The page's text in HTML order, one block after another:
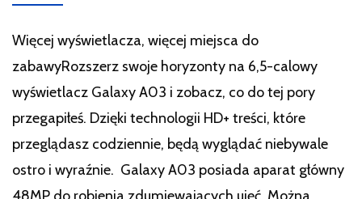
Więcej wyświetlacza, więcej miejsca do
zabawyRozszerz swoje horyzonty na 6,5-calowy
wyświetlacz Galaxy A03 i zobacz, co do tej pory
przegapiłeś. Dzięki technologii HD+ treści, które
przeglądasz codziennie, będą wyglądać niebywale
ostro i wyraźnie. Galaxy A03 posiada aparat główny